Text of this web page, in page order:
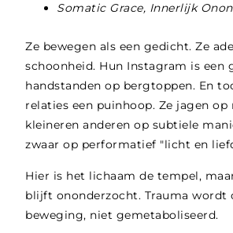
Somatic Grace, Innerlijk
Ze bewegen als een gedicht. Ze
schoonheid. Hun Instagram is een
handstanden op bergtoppen. En
relaties een puinhoop. Ze jagen op
kleineren anderen op subtiele
zwaar op performatief "licht en
Hier is het lichaam de tempel,
blijft ononderzocht. Trauma wordt
beweging, niet gemetaboliseerd.